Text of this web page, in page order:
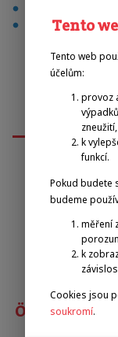
tenisTento
Tento web
účelům:
provoz
zneužití,
k
funkcí.
Pokud budete
budeme
měření
k
Cookies jsou
soukromí.